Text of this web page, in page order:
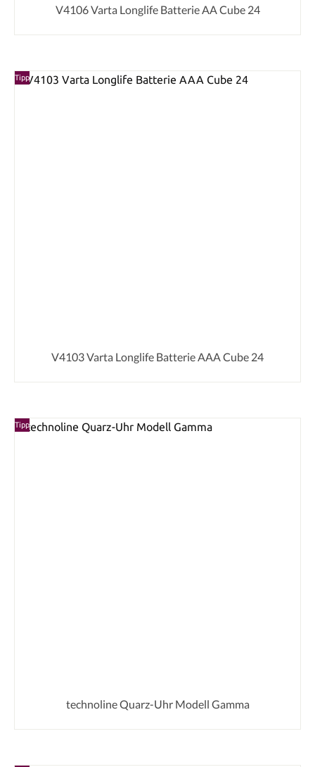
V4106 Varta Longlife Batterie AA Cube 24
Tipp
V4103 Varta Longlife Batterie AAA Cube 24
Tipp
technoline Quarz-Uhr Modell Gamma